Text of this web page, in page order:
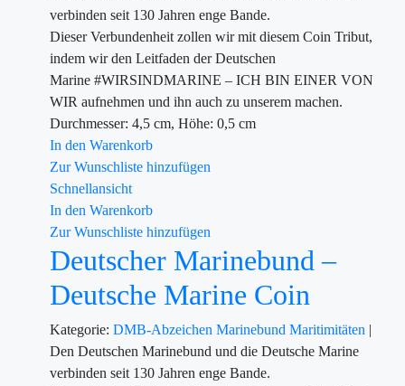
verbinden seit 130 Jahren enge Bande.
Dieser Verbundenheit zollen wir mit diesem Coin Tribut,
indem wir den Leitfaden der Deutschen
Marine #WIRSINDMARINE – ICH BIN EINER VON
WIR aufnehmen und ihn auch zu unserem machen.
Durchmesser: 4,5 cm, Höhe: 0,5 cm
In den Warenkorb
Zur Wunschliste hinzufügen
Schnellansicht
In den Warenkorb
Zur Wunschliste hinzufügen
Deutscher Marinebund –
Deutsche Marine Coin
Kategorie: DMB-Abzeichen Marinebund Maritimitäten |
Den Deutschen Marinebund und die Deutsche Marine
verbinden seit 130 Jahren enge Bande.